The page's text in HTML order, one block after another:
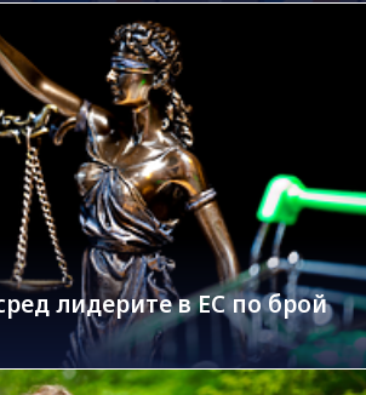
лидерите в ЕС по брой